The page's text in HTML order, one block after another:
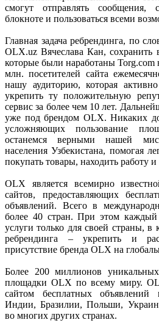
смогут отправлять сообщения,
блокноте и пользоваться всеми
Главная задача ребрендинга, по
OLX.uz Вячеслава Кан, сохранить
которые были наработаны
млн. посетителей сайта
нашу аудиторию, которая
укрепить ту положительную
сервис за более чем 10 лет.
уже под брендом OLX. Никаких
усложняющих пользование
останемся верными нашей
населения Узбекистана, помогая
покупать товары, находить работу
OLX является всемирно
сайтов, предоставляющих
объявлений. Всего в
более 40 стран. При этом каждый
услуги только для своей страны, в
ребрендинга – укрепить и
присутствие бренда OLX на
Более 200 миллионов уникальных
площадки OLX по всему миру.
сайтом бесплатных
Индии, Бразилии, Польши,
во многих других странах.